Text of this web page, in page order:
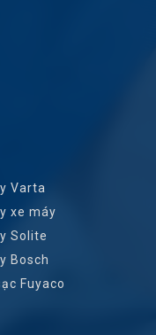
Varta
xe máy
Solite
Bosch
Fuyaco